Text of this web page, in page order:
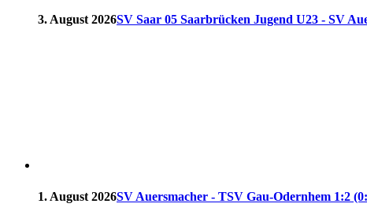
3. August 2026SV Saar 05 Saarbrücken Jugend U23 - SV
1. August 2026SV Auersmacher - TSV Gau-Odernhem 1:2